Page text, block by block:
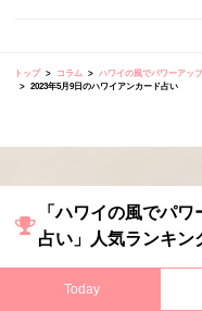
トップ コラム
ハワイの風でパワーアッ
2023年5月9日のハワイアンカード占い
「ハワイの風でパ
占い」人気ランキン
Today